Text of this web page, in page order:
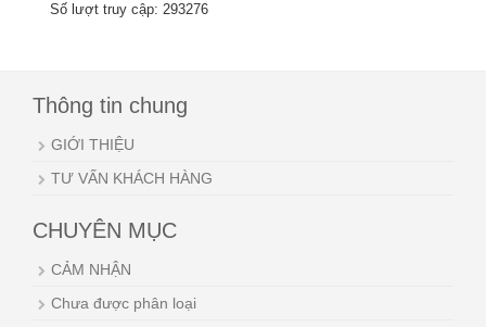
Số lượt truy cập: 293276
Thông tin chung
GIỚI THIỆU
TƯ VẤN KHÁCH HÀNG
CHUYÊN MỤC
CẢM NHẬN
Chưa được phân loại